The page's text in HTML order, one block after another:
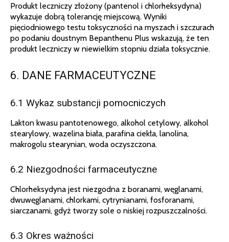
Produkt leczniczy złożony (pantenol i chlorheksydyna)
wykazuje dobrą tolerancję miejscową. Wyniki
pięciodniowego testu toksyczności na myszach i szczurach
po podaniu doustnym Bepanthenu Plus wskazują, że ten
produkt leczniczy w niewielkim stopniu działa toksycznie.
6. DANE FARMACEUTYCZNE
6.1 Wykaz substancji pomocniczych
Lakton kwasu pantotenowego, alkohol cetylowy, alkohol
stearylowy, wazelina biała, parafina ciekła, lanolina,
makrogolu stearynian, woda oczyszczona.
6.2 Niezgodności farmaceutyczne
Chlorheksydyna jest niezgodna z boranami, węglanami,
dwuwęglanami, chlorkami, cytrynianami, fosforanami,
siarczanami, gdyż tworzy sole o niskiej rozpuszczalności.
6.3 Okres ważności